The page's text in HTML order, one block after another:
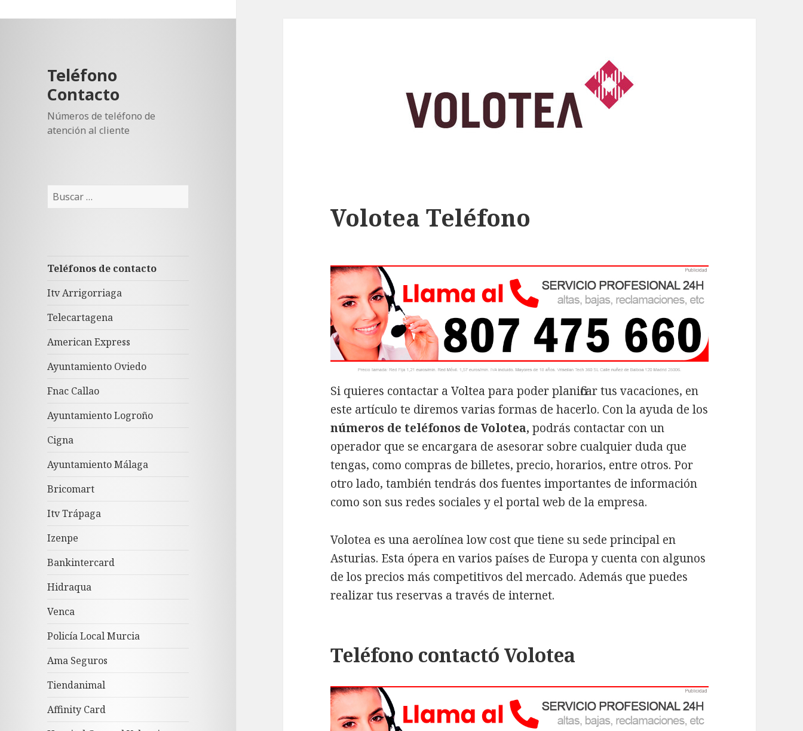
Teléfono
Contacto
Números de teléfono de
atención al cliente
Buscar:
Teléfonos de contacto
Itv Arrigorriaga
Telecartagena
American Express
Ayuntamiento Oviedo
Fnac Callao
Ayuntamiento Logroño
Cigna
Ayuntamiento Málaga
Bricomart
Itv Trápaga
Izenpe
Bankintercard
Hidraqua
Venca
Policía Local Murcia
Ama Seguros
Tiendanimal
Affinity Card
Volotea Teléfono
Si quieres contactar a Voltea para poder planificar tus vacaciones, en
este artículo te diremos varias formas de hacerlo. Con la ayuda de los
números de teléfonos de Volotea, podrás contactar con un
operador que se encargara de asesorar sobre cualquier duda que
tengas, como compras de billetes, precio, horarios, entre otros. Por
otro lado, también tendrás dos fuentes importantes de información
como son sus redes sociales y el portal web de la empresa.
Volotea es una aerolínea low cost que tiene su sede principal en
Asturias. Esta ópera en varios países de Europa y cuenta con algunos
de los precios más competitivos del mercado. Además que puedes
realizar tus reservas a través de internet.
Teléfono contactó Volotea